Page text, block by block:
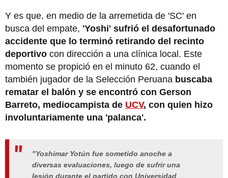
Y es que, en medio de la arremetida de 'SC' en
busca del empate, 'Yoshi' sufrió el desafortunado
accidente que lo terminó retirando del recinto
deportivo con dirección a una clínica local. Este
momento se propició en el minuto 62, cuando el
también jugador de la Selección Peruana buscaba
rematar el balón y se encontró con Gerson
Barreto, mediocampista de UCV, con quien hizo
involuntariamente una 'palanca'.
"Yoshimar Yotún fue sometido anoche a
diversas evaluaciones, luego de sufrir una
lesión durante el partido con Universidad